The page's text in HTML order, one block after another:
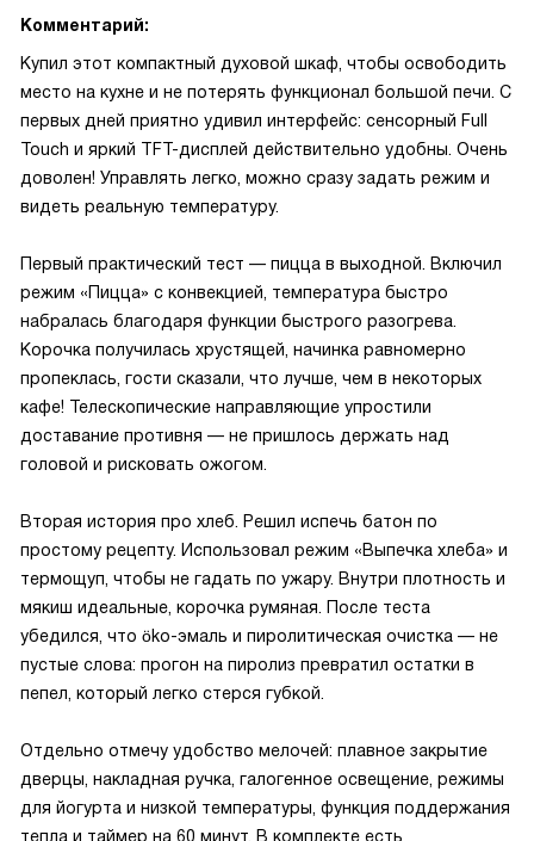
Комментарий:
Купил этот компактный духовой шкаф, чтобы освободить
место на кухне и не потерять функционал большой печи. С
первых дней приятно удивил интерфейс: сенсорный Full
Touch и яркий TFT-дисплей действительно удобны. Очень
доволен! Управлять легко, можно сразу задать режим и
видеть реальную температуру.
Первый практический тест — пицца в выходной. Включил
режим «Пицца» с конвекцией, температура быстро
набралась благодаря функции быстрого разогрева.
Корочка получилась хрустящей, начинка равномерно
пропеклась, гости сказали, что лучше, чем в некоторых
кафе! Телескопические направляющие упростили
доставание противня — не пришлось держать над
головой и рисковать ожогом.
Вторая история про хлеб. Решил испечь батон по
простому рецепту. Использовал режим «Выпечка хлеба» и
термощуп, чтобы не гадать по ужару. Внутри плотность и
мякиш идеальные, корочка румяная. После теста
убедился, что öko-эмаль и пиролитическая очистка — не
пустые слова: прогон на пиролиз превратил остатки в
пепел, который легко стерся губкой.
Отдельно отмечу удобство мелочей: плавное закрытие
дверцы, накладная ручка, галогенное освещение, режимы
для йогурта и низкой температуры, функция поддержания
тепла и таймер на 60 минут. В комплекте есть